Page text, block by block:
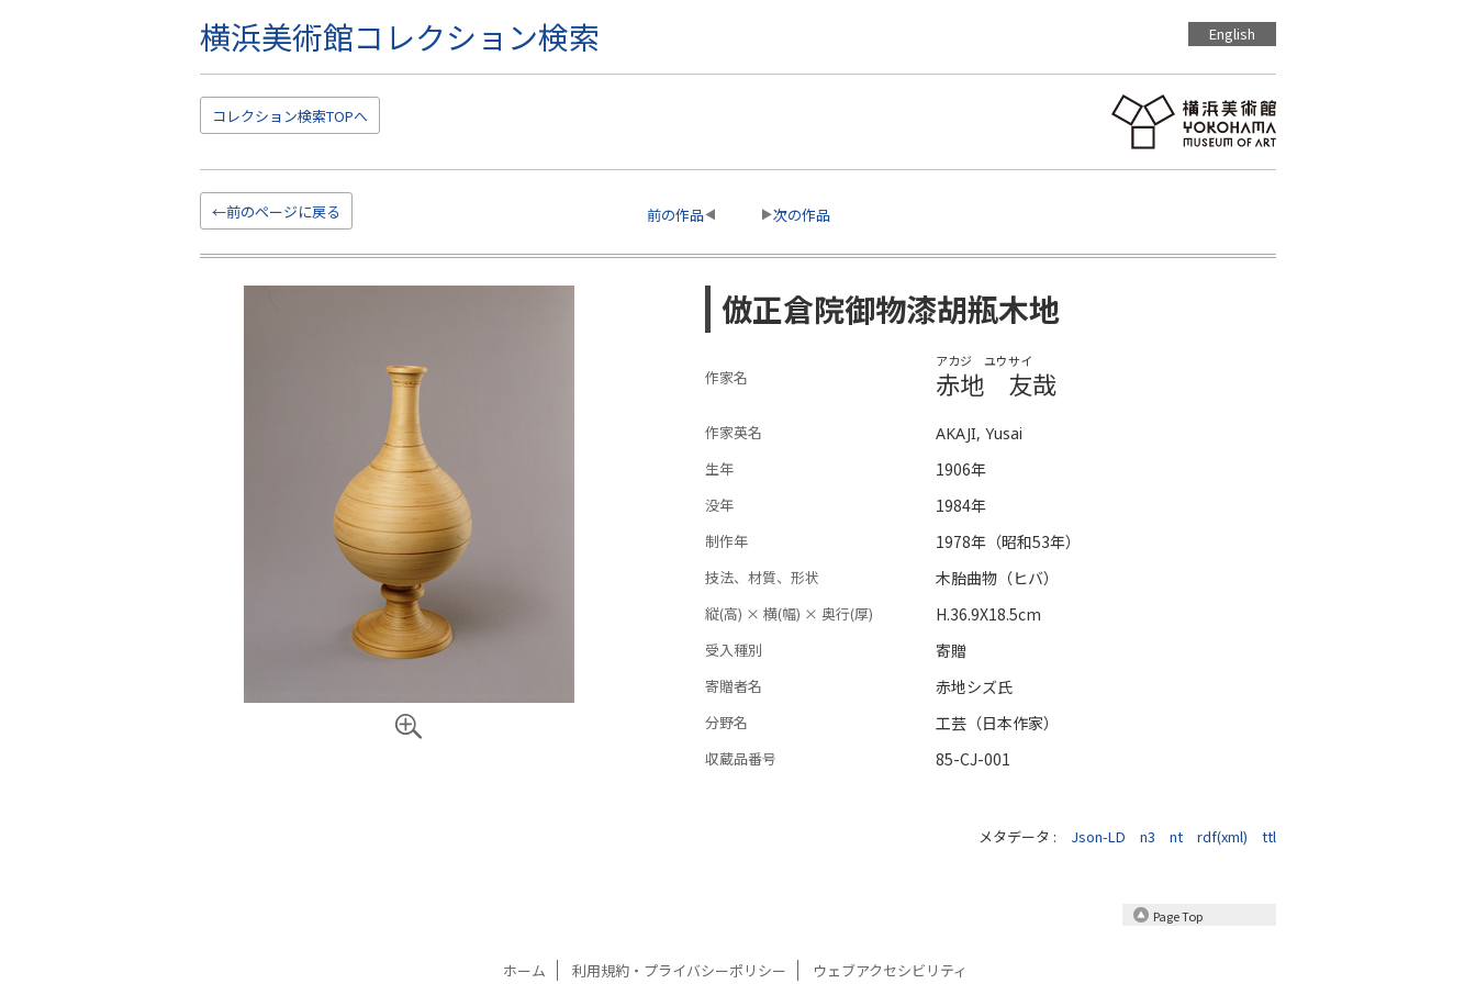
横浜美術館コレクション検索 English
コレクション検索TOPへ
←前のページに戻る 前の作品 次の作品
倣正倉院御物漆胡瓶木地
作家名
アカジ ユウサイ
赤地 友哉
作家英名
AKAJI, Yusai
生年
1906年
没年 1984年
制作年 1978年（昭和53年）
技法、材質、形状 木胎曲物（ヒバ）
縦(高) × 横(幅) × 奥行(厚) H.36.9X18.5cm
受入種別 寄贈
寄贈者名 赤地シズ氏
分野名 工芸（日本作家）
収蔵品番号 85-CJ-001
メタデータ : Json-LD n3 nt rdf(xml) ttl
Page Top
ホーム 利用規約・プライバシーポリシー ウェブアクセシビリティ